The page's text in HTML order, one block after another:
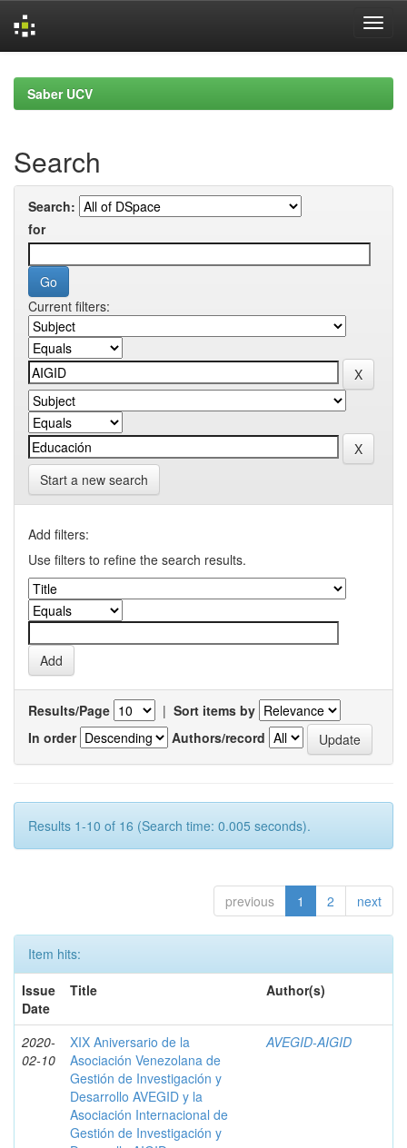
navigationSaber UCV
Search
Search:
for
Current filters:
Start a new search
Add filters:
Use filters to refine the search results.
Results/Page | Sort items by
In order
Authors/record
Results 1-10 of 16 (Search time: 0.005 seconds).
previous 1 2 next
Item hits:
Issue
Date
Title Author(s)
2020-
02-10
XIX Aniversario de la
Asociación Venezolana de
Gestión de Investigación y
Desarrollo AVEGID y la
Asociación Internacional de
Gestión de Investigación y
AVEGID-AIGID